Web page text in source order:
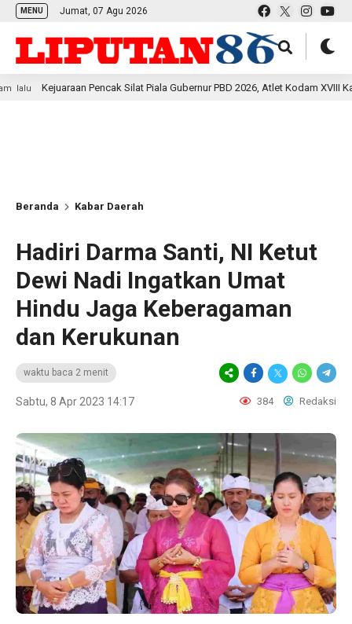
MENU Jumat, 07 Agu 2026
Pencak Silat Piala Gubernur PBD 2026, Atlet Kodam XVIII Kasuari
Beranda Kabar Daerah
Hadiri Darma Santi, NI Ketut
Dewi Nadi Ingatkan Umat
Hindu Jaga Keberagaman
dan Kerukunan
waktu baca 2 menit
Sabtu, 8 Apr 2023 14:17 384 Redaksi